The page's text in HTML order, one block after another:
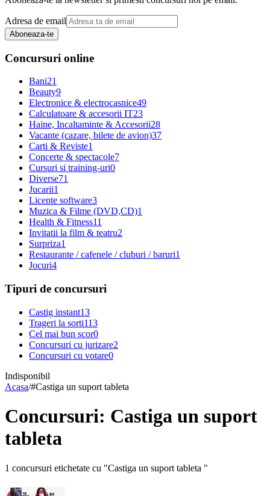
Adresa de email
Aboneaza-te
Concursuri online
Bani21
Beauty9
Electronice & electrocasnice49
Calculatoare & accesorii IT23
Haine, Incaltaminte & Accesorii28
Vacante (cazare, bilete de avion)37
Carti & Reviste1
Concerte & spectacole7
Cursuri si training-uri0
Diverse71
Jucarii1
Licente software3
Muzica & Filme (DVD,CD)1
Health & Fitness11
Invitatii la film & teatru2
Surpriza1
Restaurante / cafenele / cluburi / baruri1
Jocuri4
Tipuri de concursuri
Castig instant13
Trageri la sorti113
Cel mai bun scor0
Concursuri cu jurizare2
Concursuri cu votare0
Indisponibil
Acasa/#Castiga un suport tableta
Concursuri: Castiga un suport
tableta
1 concursuri etichetate cu "Castiga un suport tableta "